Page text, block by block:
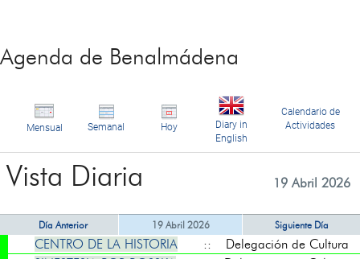
Agenda de Benalmádena
Mensual Semanal Hoy
Diary in
English
Calendario de
Actividades
Vista Diaria 19 Abril 2026
Día Anterior 19 Abril 2026 Siguiente Día
CENTRO DE LA HISTORIA
:: Delegación de Cultura